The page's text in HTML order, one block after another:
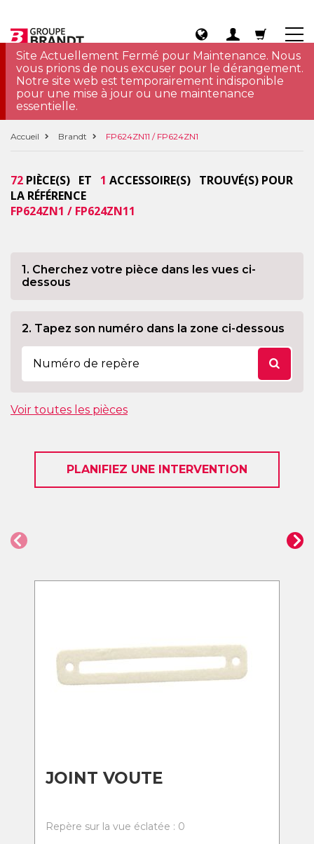
Site Actuellement Fermé pour Maintenance. Nous
vous prions de nous excuser pour le dérangement.
Notre site web est temporairement indisponible
pour une mise à jour ou une maintenance
essentielle.
Accueil Brandt FP624ZN11 / FP624ZN1
72 PIÈCE(S) ET 1 ACCESSOIRE(S) TROUVÉ(S) POUR
LA RÉFÉRENCE
FP624ZN1 / FP624ZN11
1. Cherchez votre pièce dans les vues ci-
dessous
2. Tapez son numéro dans la zone ci-dessous
Voir toutes les pièces
PLANIFIEZ UNE INTERVENTION
JOINT VOUTE
Repère sur la vue éclatée : 0